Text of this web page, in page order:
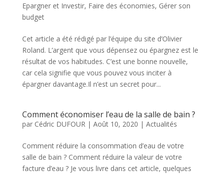
Epargner et Investir, Faire des économies, Gérer son
budget
Cet article a été rédigé par l’équipe du site d’Olivier
Roland. L’argent que vous dépensez ou épargnez est le
résultat de vos habitudes. C’est une bonne nouvelle,
car cela signifie que vous pouvez vous inciter à
épargner davantage.Il n’est un secret pour...
Comment économiser l’eau de la salle de bain ?
par Cédric DUFOUR| Août 10, 2020 | Actualités
Comment réduire la consommation d’eau de votre
salle de bain ? Comment réduire la valeur de votre
facture d’eau ? Je vous livre dans cet article, quelques